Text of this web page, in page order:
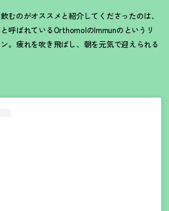
むのがオススメと紹介してくださったのは、
呼ばれているOrthomolのImmunのというリ
。疲れを吹き飛ばし、朝を元気で迎えられる